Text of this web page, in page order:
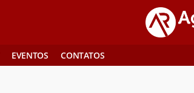
EVENTOS CONTATOS